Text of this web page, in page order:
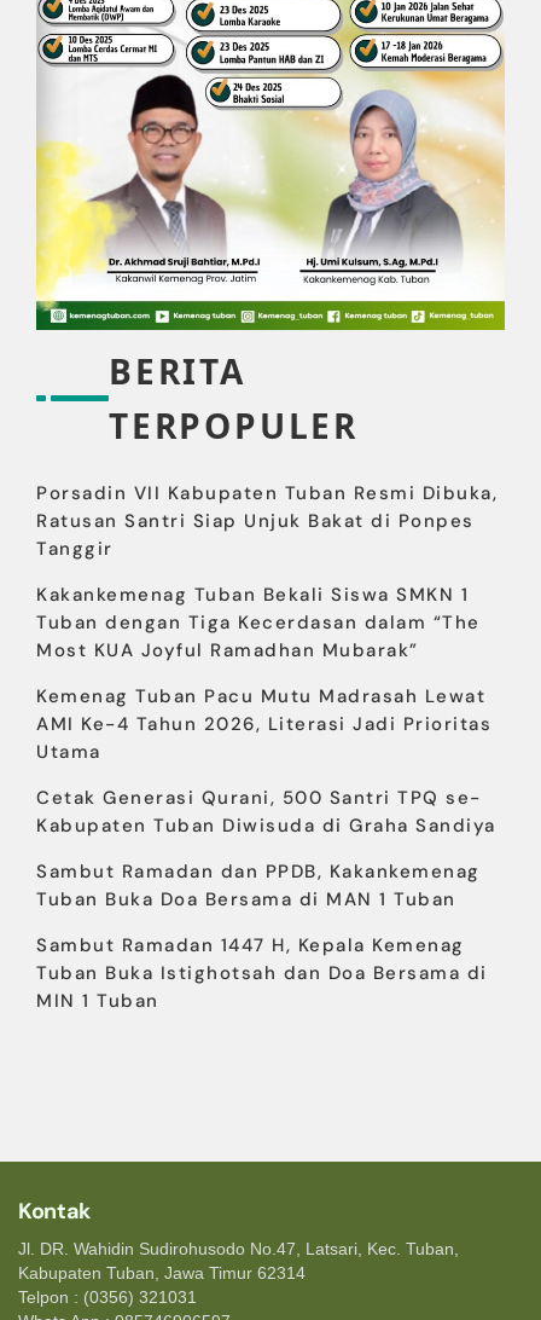
BERITA
TERPOPULER
Porsadin VII Kabupaten Tuban Resmi Dibuka,
Ratusan Santri Siap Unjuk Bakat di Ponpes
Tanggir
Kakankemenag Tuban Bekali Siswa SMKN 1
Tuban dengan Tiga Kecerdasan dalam “The
Most KUA Joyful Ramadhan Mubarak”
Kemenag Tuban Pacu Mutu Madrasah Lewat
AMI Ke-4 Tahun 2026, Literasi Jadi Prioritas
Utama
Cetak Generasi Qurani, 500 Santri TPQ se-
Kabupaten Tuban Diwisuda di Graha Sandiya
Sambut Ramadan dan PPDB, Kakankemenag
Tuban Buka Doa Bersama di MAN 1 Tuban
Sambut Ramadan 1447 H, Kepala Kemenag
Tuban Buka Istighotsah dan Doa Bersama di
MIN 1 Tuban
Kontak
Jl. DR. Wahidin Sudirohusodo No.47, Latsari, Kec. Tuban,
Kabupaten Tuban, Jawa Timur 62314
Telpon : (0356) 321031